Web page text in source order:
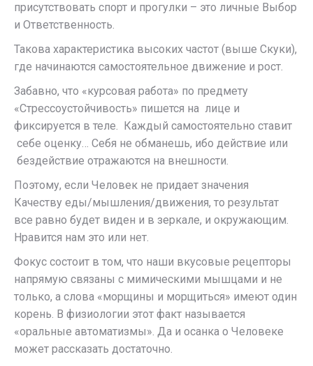
присутствовать спорт и прогулки – это личные Выбор
и Ответственность.
Такова характеристика высоких частот (выше Скуки),
где начинаются самостоятельное движение и рост.
Забавно, что «курсовая работа» по предмету
«Стрессоустойчивость» пишется на лице и
фиксируется в теле. Каждый самостоятельно ставит
себе оценку… Себя не обманешь, ибо действие или
бездействие отражаются на внешности.
Поэтому, если Человек не придает значения
Качеству еды/мышления/движения, то результат
все равно будет виден и в зеркале, и окружающим.
Нравится нам это или нет.
Фокус состоит в том, что наши вкусовые рецепторы
напрямую связаны с мимическими мышцами и не
только, а слова «морщины и морщиться» имеют один
корень. В физиологии этот факт называется
«оральные автоматизмы». Да и осанка о Человеке
может рассказать достаточно.